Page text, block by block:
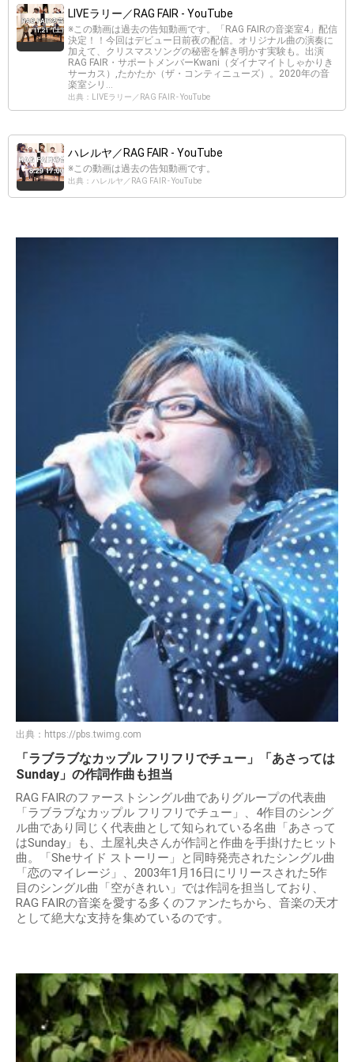
LIVEラリー／RAG FAIR - YouTube
※この動画は過去の告知動画です。「RAG FAIRの音楽室4」配信
決定！！今回はデビュー日前夜の配信。オリジナル曲の演奏に
加えて、クリスマスソングの秘密を解き明かす実験も。出演
RAG FAIR・サポートメンバーKwani（ダイナマイトしゃかりき
サーカス）,たかたか（ザ・コンティニューズ）。2020年の音
楽室シリ...
出典：LIVEラリー／RAG FAIR - YouTube
ハレルヤ／RAG FAIR - YouTube
※この動画は過去の告知動画です。
出典：ハレルヤ／RAG FAIR - YouTube
出典： https://pbs.twimg.com
「ラブラブなカップル フリフリでチュー」「あさっては
Sunday」の作詞作曲も担当
RAG FAIRのファーストシングル曲でありグループの代表曲
「ラブラブなカップル フリフリでチュー」、4作目のシング
ル曲であり同じく代表曲として知られている名曲「あさって
はSunday」も、土屋礼央さんが作詞と作曲を手掛けたヒット
曲。「Sheサイド ストーリー」と同時発売されたシングル曲
「恋のマイレージ」、2003年1月16日にリリースされた5作
目のシングル曲「空がきれい」では作詞を担当しており、
RAG FAIRの音楽を愛する多くのファンたちから、音楽の天才
として絶大な支持を集めているのです。